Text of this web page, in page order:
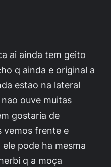
ai ainda tem geito
q ainda e original a
estao na lateral
ouve muitas
gostaria de
vemos frente e
pode ha mesma
q a moça